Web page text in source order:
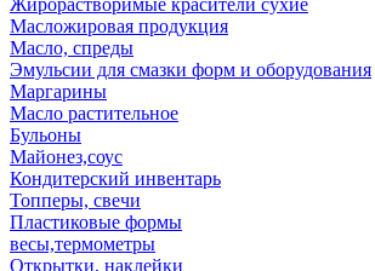
Жирорастворимые красители сухие
Масложировая продукция
Масло, спреды
Эмульсии для смазки форм и оборудования
Маргарины
Масло растительное
Бульоны
Майонез,соус
Кондитерский инвентарь
Топперы, свечи
Пластиковые формы
весы,термометры
Открытки, наклейки